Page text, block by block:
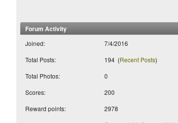
Forum Activity
Joined:
7/4/2016
Total Posts:
194(Recent Posts)
Total Photos:
0
Scores:
200
Reward points:
2978